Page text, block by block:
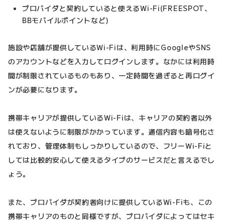
プロバイダと契約していると使えるWi-Fi(FREESPOT、
BBモバイルポイントなど)
施設や店舗が提供しているWi-Fiは、利用時にGoogleやSNS
のアカウントなどを入力してログインします。なかには利用時
間が制限されているものもあり、一定時間を過ぎると再ログイ
ンが必要になります。
携帯キャリアが提供しているWi-Fiは、キャリアの契約者以外
は使えないように制限がかかっています。通信内容も暗号化さ
れており、管理体制もしっかりしているので、フリーWi-Fiと
しては比較的安心して使えるタイプのサービスだと言えるでし
ょう。
また、プロバイダが契約者向けに提供しているWi-Fiも、この
携帯キャリアのものと同様ですが、プロバイダによってはセキ